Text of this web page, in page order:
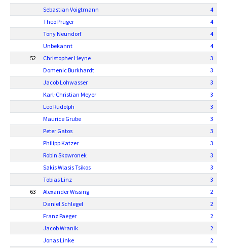
Sebastian Voigtmann
4
Theo Prüger
4
Tony Neundorf
4
Unbekannt
4
52
Christopher Heyne
3
Domenic Burkhardt
3
Jacob Lohwasser
3
Karl-Christian Meyer
3
Leo Rudolph
3
Maurice Grube
3
Peter Gatos
3
Philipp Katzer
3
Robin Skowronek
3
Sakis Wlasis Tsikos
3
Tobias Linz
3
63
Alexander Wissing
2
Daniel Schlegel
2
Franz Paeger
2
Jacob Wranik
2
Jonas Linke
2